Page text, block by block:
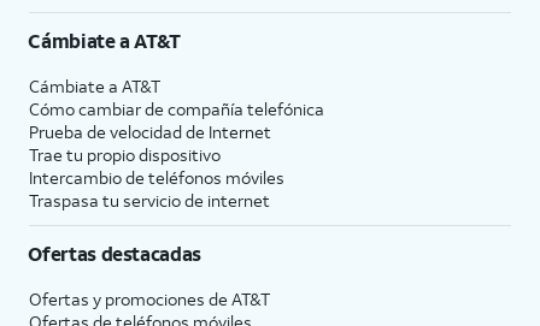
Cámbiate aAT&T
Cámbiate a AT&T
Cómo cambiar de compañía telefónica
Prueba de velocidad de Internet
Trae tu propio dispositivo
Intercambio de teléfonos móviles
Traspasa tu servicio de internet
Ofertas destacadas
Ofertas y promociones de AT&T